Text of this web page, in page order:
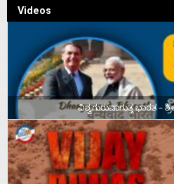
Videos
ವಿಶ್ವಗುರುವಾಗುತ್ತ ಭಾರತ –